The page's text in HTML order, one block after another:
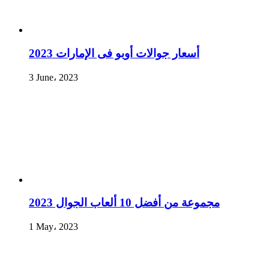
أسعار جوالات أوبو فى الإمارات 2023
3 June، 2023
مجموعة من أفضل 10 ألعاب الجوال 2023
1 May، 2023